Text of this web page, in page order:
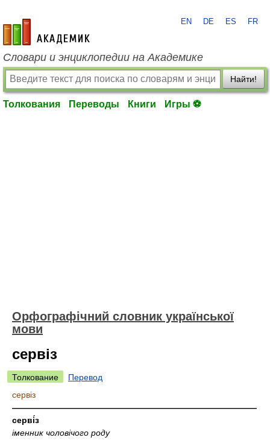
academic.ru
EN DE ES FR
Словари и энциклопедии на Академике
Найти!
Толкования Переводы Книги Игры ⚽
Орфографічний словник української
мови
сервіз
Толкование
Перевод
сервіз
—————————————————————————————
серві́з
іменник чоловічого роду